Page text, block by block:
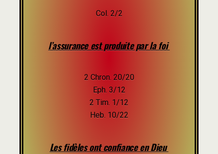
Col. 2/2
l’assurance est produite par la foi
2 Chron. 20/20
Eph. 3/12
2 Tim. 1/12
Heb. 10/22
Les fidèles ont confiance en Dieu